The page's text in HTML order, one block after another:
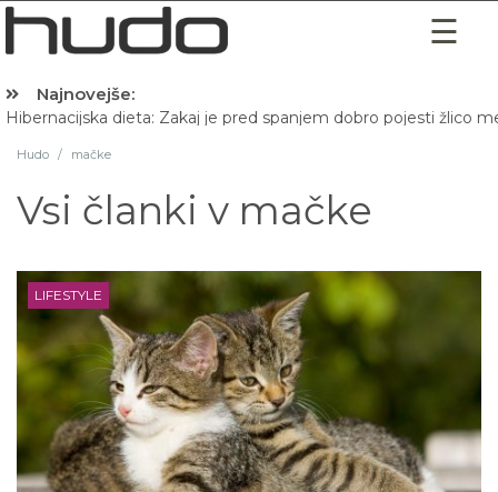
Najnovejše:
Hibernacijska dieta: Zakaj je pred spanjem dobro pojesti žlico
Hudo / mačke
Vsi članki v mačke
LIFESTYLE